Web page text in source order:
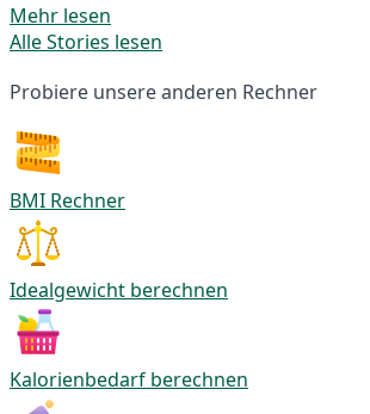
Mehr lesen
Alle Stories lesen
Probiere unsere anderen Rechner
BMI Rechner
Idealgewicht berechnen
Kalorienbedarf berechnen